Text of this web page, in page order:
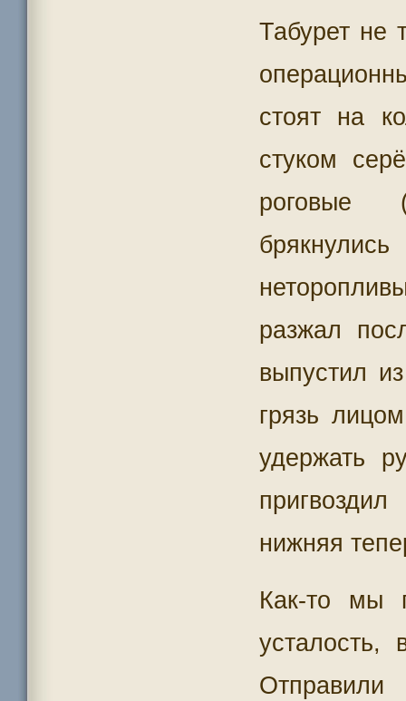
Табурет не
стоят на
стуком
роговые
разжал
выпустил
грязь
удержать
нижняя
Как-то мы
усталость,
Отправили